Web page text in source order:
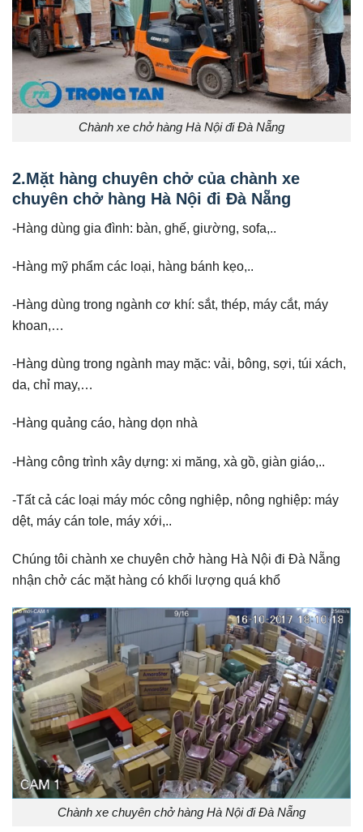
Chành xe chở hàng Hà Nội đi Đà Nẵng
2.Mặt hàng chuyên chở của chành xe
chuyên chở hàng Hà Nội đi Đà Nẵng
-Hàng dùng gia đình: bàn, ghế, giường, sofa,..
-Hàng mỹ phẩm các loại, hàng bánh kẹo,..
-Hàng dùng trong ngành cơ khí: sắt, thép, máy cắt, máy
khoan,…
-Hàng dùng trong ngành may mặc: vải, bông, sợi, túi xách,
da, chỉ may,…
-Hàng quảng cáo, hàng dọn nhà
-Hàng công trình xây dựng: xi măng, xà gồ, giàn giáo,..
-Tất cả các loại máy móc công nghiệp, nông nghiệp: máy
dệt, máy cán tole, máy xới,..
Chúng tôi chành xe chuyên chở hàng Hà Nội đi Đà Nẵng
nhận chở các mặt hàng có khối lượng quá khổ
Chành xe chuyên chở hàng Hà Nội đi Đà Nẵng